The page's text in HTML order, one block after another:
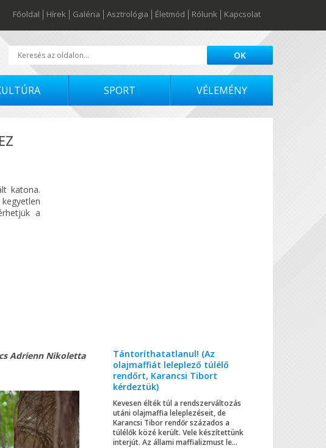
Főoldal Hírek Galéria Asztrológia Életmód Rólunk Kapcsolat
SPORT VÉLEMÉNY
katona.
a
Adrienn Nikoletta
Tántoríthatatlanul! (Az
olajmaffiát leleplező túlélő
rendőrt, Karancsi Tibort
kérdeztük)
Kevesen élték túl a rendszerváltozás
utáni olajmaffia leleplezéseit, de
Karancsi Tibor rendőr százados a
túlélők közé került. Vele készítettünk
interjút. Az állami maffializmust le...